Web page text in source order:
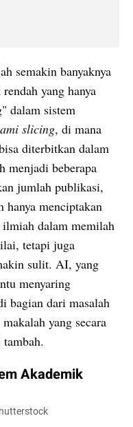
semakin banyaknya
yang hanya
dalam sistem
slicing, di mana
diterbitkan dalam
menjadi beberapa
jumlah publikasi,
menciptakan
ilmiah dalam memilah
tetapi juga
sulit. AI, yang
menyaring
bagian dari masalah
yang secara
Akademik